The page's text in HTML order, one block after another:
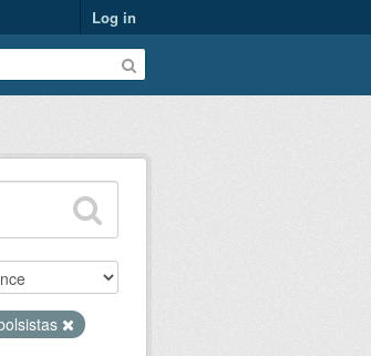
Log in